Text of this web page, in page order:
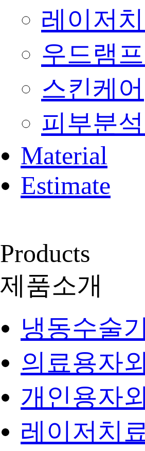
레이저
우드램
스킨케어
피부분
Material
Estimate
Products
제품소개
냉동수술기
의료용자
개인용자
레이저치